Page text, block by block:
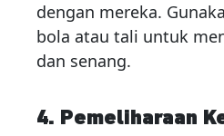
dengan mereka.
bola atau tali untuk
dan senang.
4. Pemeliharaan